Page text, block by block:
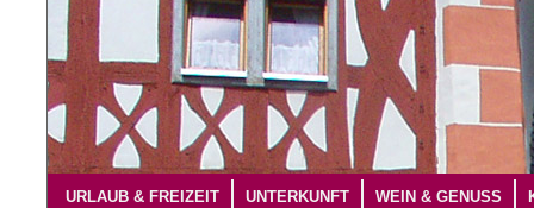
URLAUB & FREIZEIT UNTERKUNFT WEIN & GENUSS